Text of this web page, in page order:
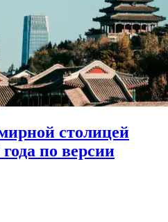
столицей
по версии